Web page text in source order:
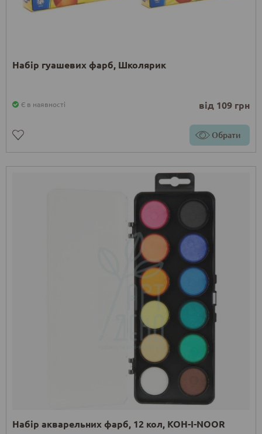
Набір гуашевих фарб, Школярик
Є в наявності від 109 грн
Обрати
Набір акварельних фарб, 12 кол, KOH-I-NOOR